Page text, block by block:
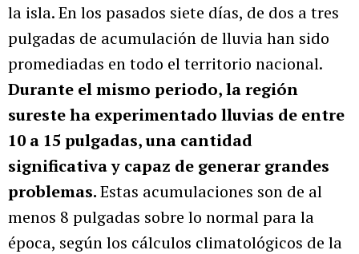
la isla. En los pasados siete días, de dos a tres
pulgadas de acumulación de lluvia han sido
promediadas en todo el territorio nacional.
Durante el mismo periodo, la región
sureste ha experimentado lluvias de entre
10 a 15 pulgadas, una cantidad
significativa y capaz de generar grandes
problemas.Estas acumulaciones son de al
menos 8 pulgadas sobre lo normal para la
época, según los cálculos climatológicos de la